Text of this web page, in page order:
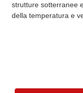
strutture sotterranee
della temperatura e